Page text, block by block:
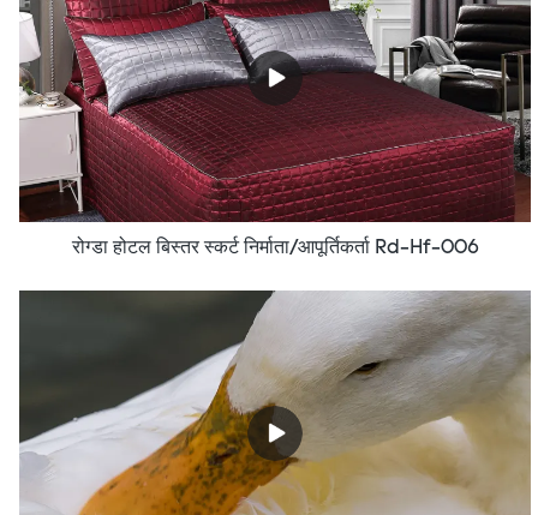
रोग्डा होटल बिस्तर स्कर्ट निर्माता/आपूर्तिकर्ता Rd-Hf-006